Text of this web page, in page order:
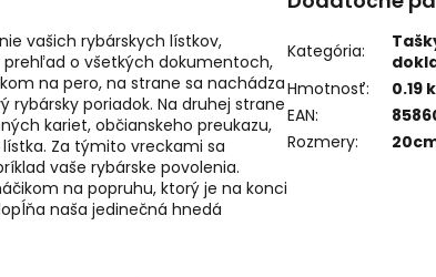
vašich rybárskych lístkov,
o všetkých dokumentoch,
na pero, na strane sa nachádza
rybársky poriadok. Na druhej strane
kariet, občianskeho preukazu,
Za týmito vreckami sa
vaše rybárske povolenia.
na popruhu, ktorý je na konci
naša jedinečná hnedá
Kategória:
Hmotnosť:
0.19
EAN:
Rozmery: